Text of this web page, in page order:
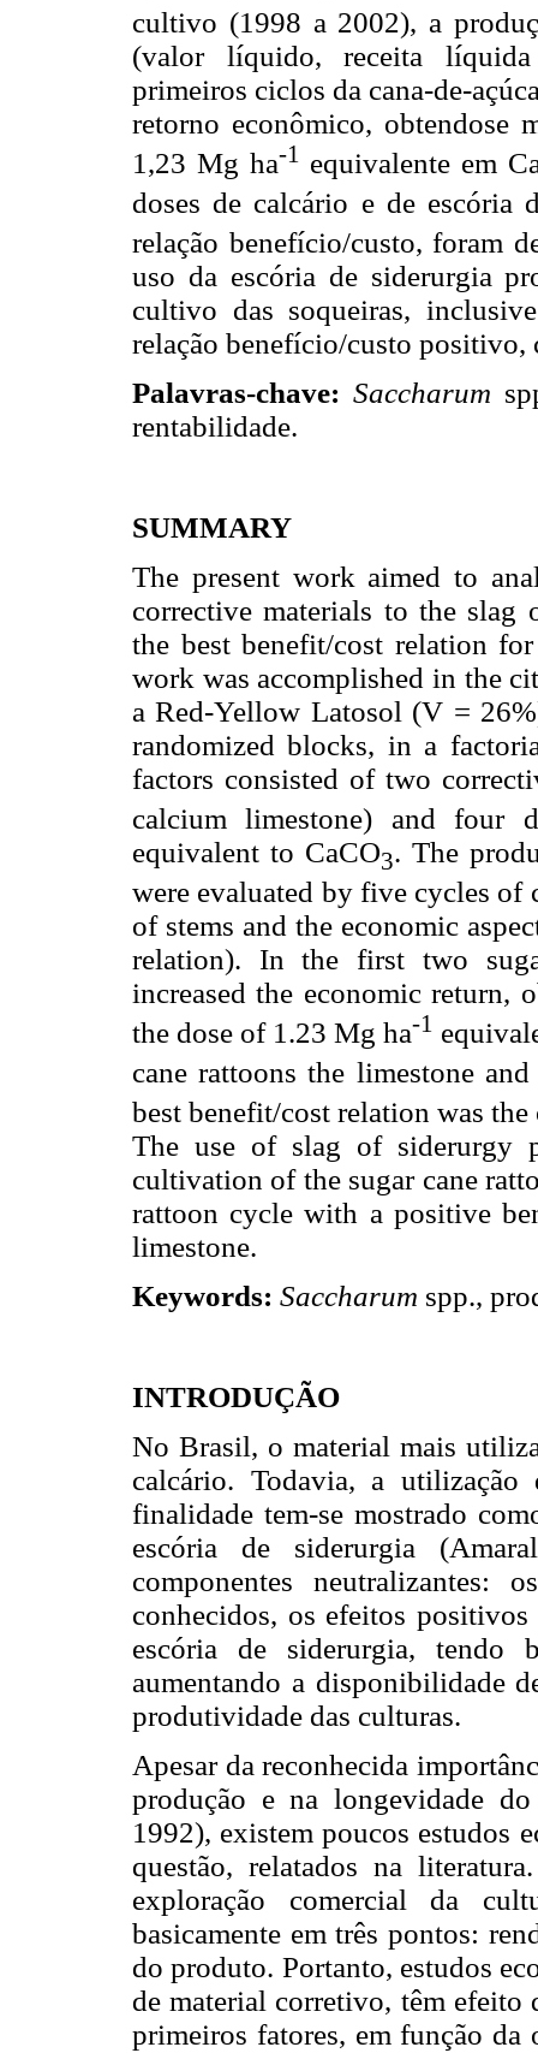
cultivo (1998 a 2002), a
(valor líquido, receita
primeiros ciclos da cana-de-
retorno econômico, obtendose
1,23 Mg ha-1 equivalente em
doses de calcário e de escória
relação benefício/custo, foram
uso da escória de siderurgia
cultivo das soqueiras,
relação benefício/custo positivo,
Palavras-chave: Saccharum
rentabilidade.
SUMMARY
The present work aimed to
corrective materials to the slag
the best benefit/cost relation
work was accomplished in the
a Red-Yellow Latosol (V =
randomized blocks, in a
factors consisted of two
calcium limestone) and four
equivalent to CaCO3. The
were evaluated by five cycles
of stems and the economic
relation). In the first two
increased the economic return,
the dose of 1.23 Mg ha-1
cane rattoons the limestone
best benefit/cost relation was
The use of slag of siderurgy
cultivation of the sugar cane
rattoon cycle with a positive
limestone.
Keywords: Saccharum spp.,
INTRODUÇÃO
No Brasil, o material mais
calcário. Todavia, a utilização
finalidade tem-se mostrado
escória de siderurgia
componentes neutralizantes:
conhecidos, os efeitos
escória de siderurgia, tendo
aumentando a disponibilidade
produtividade das culturas.
Apesar da reconhecida
produção e na longevidade
1992), existem poucos estudos
questão, relatados na
exploração comercial da
basicamente em três pontos:
do produto. Portanto, estudos
de material corretivo, têm efeito
primeiros fatores, em função